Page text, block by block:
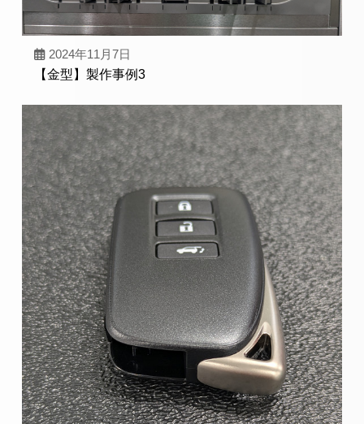
2024年11月7日
【金型】製作事例3